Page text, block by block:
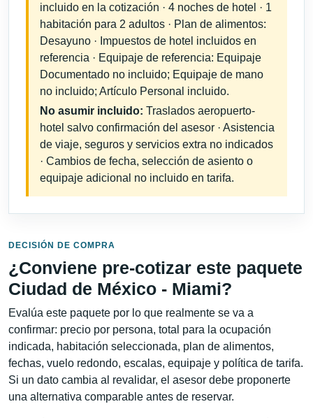
incluido en la cotización · 4 noches de hotel · 1
habitación para 2 adultos · Plan de alimentos:
Desayuno · Impuestos de hotel incluidos en
referencia · Equipaje de referencia: Equipaje
Documentado no incluido; Equipaje de mano
no incluido; Artículo Personal incluido.
No asumir incluido: Traslados aeropuerto-
hotel salvo confirmación del asesor · Asistencia
de viaje, seguros y servicios extra no indicados
· Cambios de fecha, selección de asiento o
equipaje adicional no incluido en tarifa.
DECISIÓN DE COMPRA
¿Conviene pre-cotizar este paquete
Ciudad de México - Miami?
Evalúa este paquete por lo que realmente se va a
confirmar: precio por persona, total para la ocupación
indicada, habitación seleccionada, plan de alimentos,
fechas, vuelo redondo, escalas, equipaje y política de tarifa.
Si un dato cambia al revalidar, el asesor debe proponerte
una alternativa comparable antes de reservar.